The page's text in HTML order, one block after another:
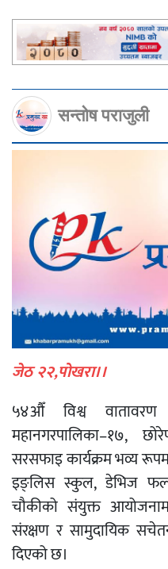
सन्तोष पराजुली
जेठ २२,पोखरा।।
५४औँ विश्व
महानगरपालिका–१७,
सरसफाइ कार्यक्रम भव्य
इङ्लिस स्कुल, डेभिज
चौकीको संयुक्त
संरक्षण र सामुदायिक
दिएको छ।